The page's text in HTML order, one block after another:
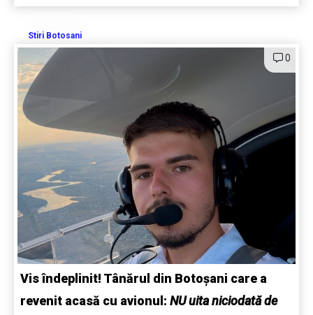
Stiri Botosani
0
Vis îndeplinit! Tânărul din Botoșani care a
revenit acasă cu avionul: NU uita niciodată de